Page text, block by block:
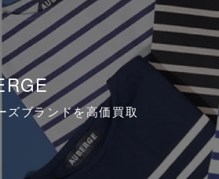
ズブランドを高価買取